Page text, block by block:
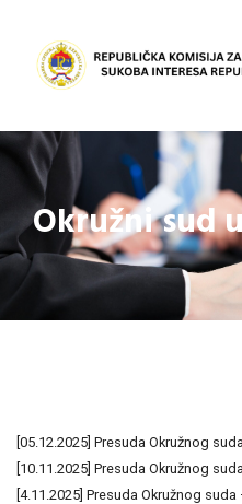
content
Okružni sud
[05.12.2025] Presuda Okružnog
[10.11.2025] Presuda Okružnog
[4.11.2025] Presuda Okružnog